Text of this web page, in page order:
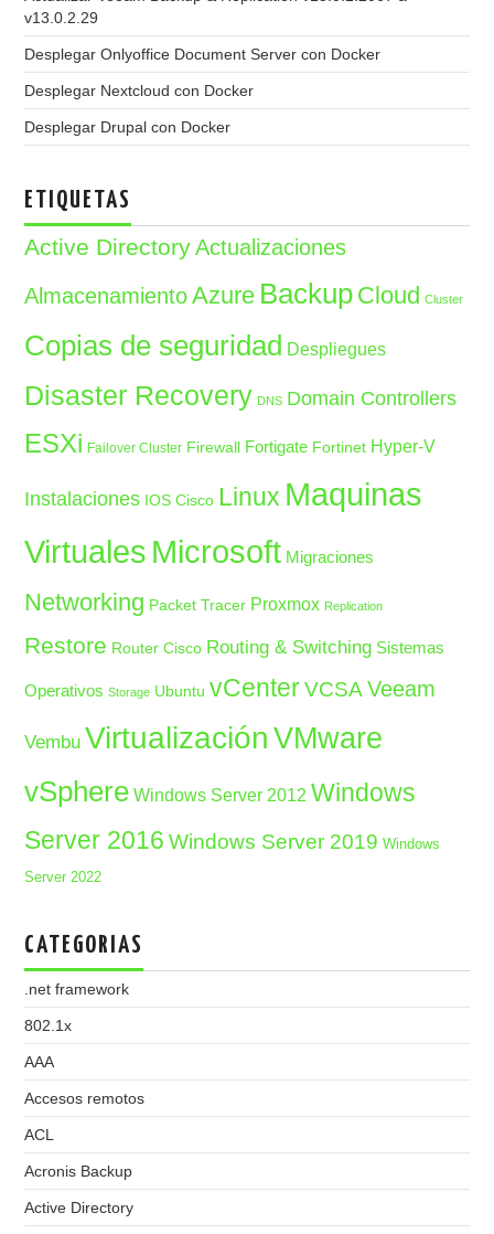
v13.0.2.29
Desplegar Onlyoffice Document Server con Docker
Desplegar Nextcloud con Docker
Desplegar Drupal con Docker
ETIQUETAS
Active Directory Actualizaciones
Almacenamiento Azure Backup Cloud Cluster
Copias de seguridad Despliegues
Disaster Recovery DNS Domain Controllers
ESXi Failover Cluster Firewall Fortigate Fortinet Hyper-V
Instalaciones IOS Cisco Linux Maquinas
Virtuales Microsoft Migraciones
Networking Packet Tracer Proxmox Replication
Restore Router Cisco Routing & Switching Sistemas
Operativos Storage Ubuntu vCenter VCSA Veeam
Vembu Virtualización VMware
vSphere Windows Server 2012 Windows
Server 2016 Windows Server 2019 Windows
Server 2022
CATEGORIAS
.net framework
802.1x
AAA
Accesos remotos
ACL
Acronis Backup
Active Directory